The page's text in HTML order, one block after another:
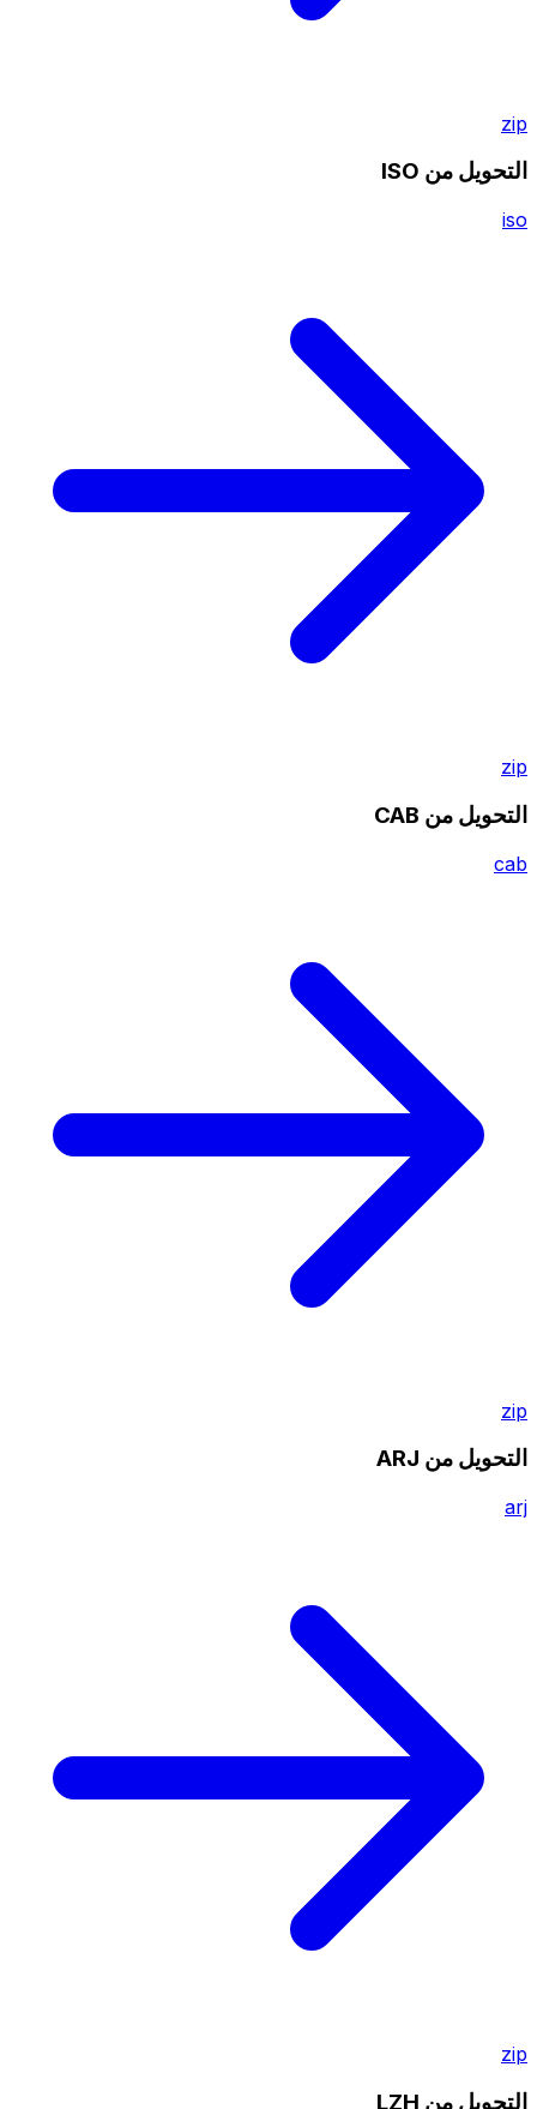
zip
التحويل من ISO
iso
zip
التحويل من CAB
cab
zip
التحويل من ARJ
arj
zip
التحويل من LZH